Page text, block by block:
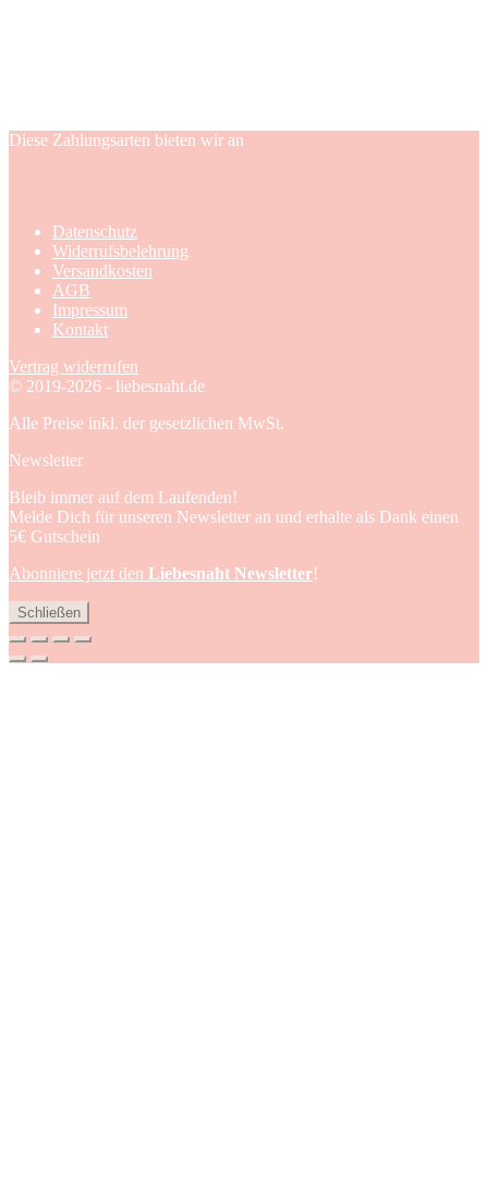
Diese Zahlungsarten bieten wir an
Datenschutz
Widerrufsbelehrung
Versandkosten
AGB
Impressum
Kontakt
Vertrag widerrufen
© 2019-2026 - liebesnaht.de
Alle Preise inkl. der gesetzlichen MwSt.
Newsletter
Bleib immer auf dem Laufenden!
Melde Dich für unseren Newsletter an und erhalte als Dank einen
5€ Gutschein
Abonniere jetzt den Liebesnaht Newsletter!
Schließen